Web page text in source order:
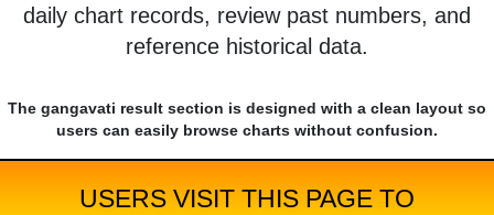
daily chart records, review past numbers, and
reference historical data.
The gangavati result section is designed with a clean layout so
users can easily browse charts without confusion.
USERS VISIT THIS PAGE TO